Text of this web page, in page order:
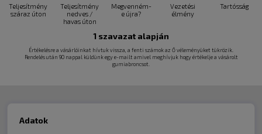
Teljesítmény
száraz úton
Teljesítmény
nedves /
havas úton
Megvenném-
e újra?
Vezetési
élmény
Tartósság
1 szavazat alapján
Értékelésre a vásárlóinkat hívtuk vissza, a fenti számok az Ő véleményüket tükrözik.
Rendelés után 90 nappal küldünk egy e-mailt amivel meghívjuk hogy értékelje a vásárolt
gumiabroncsot.
Adatok